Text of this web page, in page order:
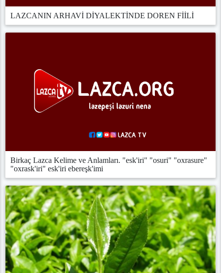
LAZCANIN ARHAVİ DİYALEKTİNDE DOREN FİİLİ
Birkaç Lazca Kelime ve Anlamları. "esk'iri" "osuri" "oxrasure"
"oxrask'iri" esk'iri ebereşk'imi